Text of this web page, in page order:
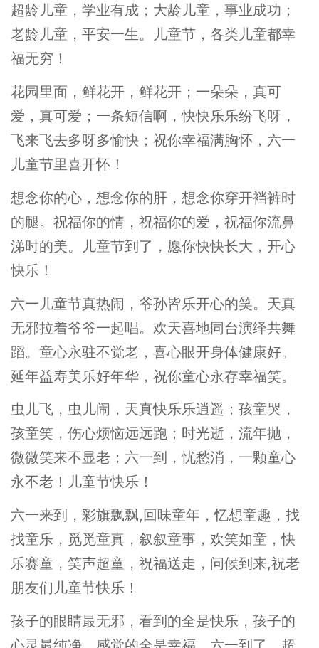
超龄儿童，学业有成；大龄儿童，事业成功；
老龄儿童，平安一生。儿童节，各类儿童都幸
福无穷！
花园里面，鲜花开，鲜花开；一朵朵，真可
爱，真可爱；一条短信啊，快快乐乐纷飞呀，
飞来飞去多呀多愉快；祝你幸福满胸怀，六一
儿童节里喜开怀！
想念你的心，想念你的肝，想念你穿开裆裤时
的腿。祝福你的情，祝福你的爱，祝福你流鼻
涕时的美。儿童节到了，愿你快快长大，开心
快乐！
六一儿童节真热闹，爷孙皆乐开心的笑。天真
无邪拉着爷爷一起唱。欢天喜地同台演绎共舞
蹈。童心永驻不觉老，喜心眼开身体健康好。
延年益寿美乐好年华，祝你童心永存幸福笑。
虫儿飞，虫儿闹，天真快乐乐逍遥；孩童哭，
孩童笑，伤心烦恼远远跑；时光逝，流年抛，
微微笑来不显老；六一到，忧愁消，一颗童心
永不老！儿童节快乐！
六一来到，彩旗飘飘,回味童年，忆想童趣，找
找童乐，觅觅童真，叙叙童事，欢笑如童，快
乐赛童，笑声超童，祝福送走，问候到来,祝老
朋友们儿童节快乐！
孩子的眼睛最无邪，看到的全是快乐，孩子的